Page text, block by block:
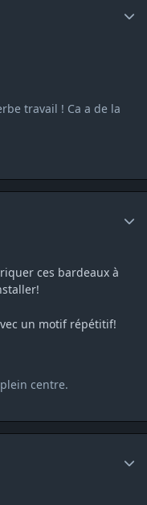
travail ! Ca a de la
ces bardeaux à
un motif répétitif!
centre.